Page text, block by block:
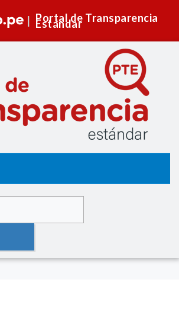
Portal de Transparencia
Estándar